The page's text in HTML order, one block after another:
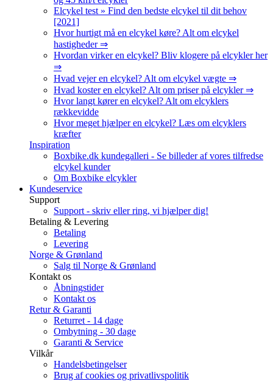
Elcykel test » Find den bedste elcykel til dit behov
[2021]
Hvor hurtigt må en elcykel køre? Alt om elcykel
hastigheder ⇒
Hvordan virker en elcykel? Bliv klogere på elcykler her
⇒
Hvad vejer en elcykel? Alt om elcykel vægte ⇒
Hvad koster en elcykel? Alt om priser på elcykler ⇒
Hvor langt kører en elcykel? Alt om elcyklers
rækkevidde
Hvor meget hjælper en elcykel? Læs om elcyklers
kræfter
Inspiration
Boxbike.dk kundegalleri - Se billeder af vores tilfredse
elcykel kunder
Om Boxbike elcykler
Kundeservice
Support
Support - skriv eller ring, vi hjælper dig!
Betaling & Levering
Betaling
Levering
Norge & Grønland
Salg til Norge & Grønland
Kontakt os
Åbningstider
Kontakt os
Retur & Garanti
Returret - 14 dage
Ombytning - 30 dage
Garanti & Service
Vilkår
Handelsbetingelser
Brug af cookies og privatlivspolitik